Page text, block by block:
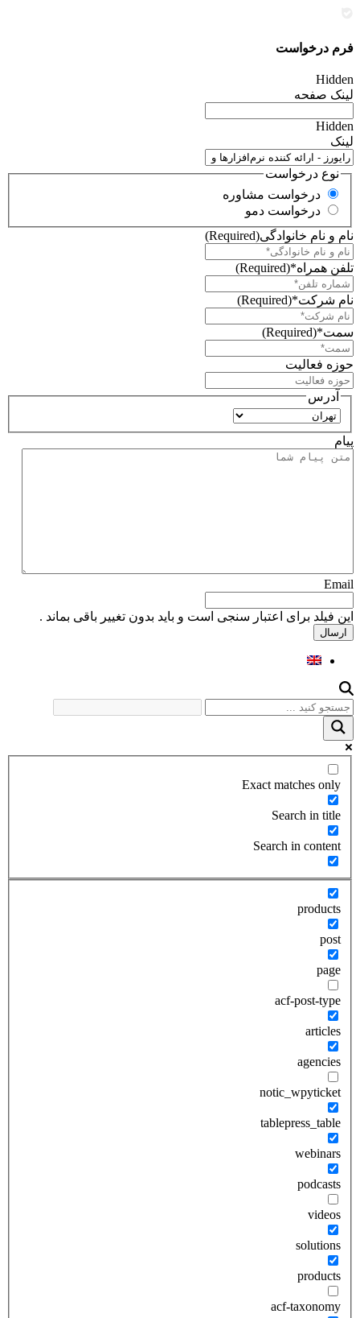
فرم درخواست
Hidden
لینک صفحه
Hidden
لینک
نوع درخواست
درخواست مشاوره
درخواست دمو
نام و نام خانوادگی(Required)
تلفن همراه*(Required)
نام شرکت*(Required)
سمت*(Required)
حوزه فعالیت
آدرس
استان
پیام
Email
این فیلد برای اعتبار سنجی است و باید بدون تغییر باقی بماند .
Exact matches only
Search in title
Search in content
products
post
page
acf-post-type
articles
agencies
notic_wpyticket
tablepress_table
webinars
podcasts
videos
solutions
products
acf-taxonomy